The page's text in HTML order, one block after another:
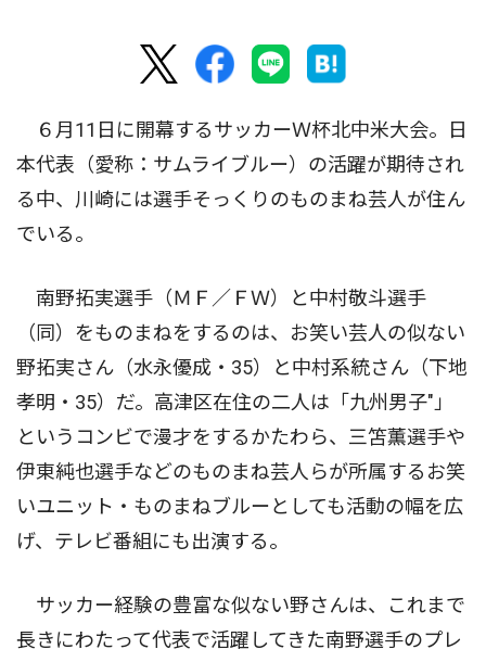
６月11日に開幕するサッカーＷ杯北中米大会。日
本代表（愛称：サムライブルー）の活躍が期待され
る中、川崎には選手そっくりのものまね芸人が住ん
でいる。
南野拓実選手（ＭＦ／ＦＷ）と中村敬斗選手
（同）をものまねをするのは、お笑い芸人の似ない
野拓実さん（水永優成・35）と中村系統さん（下地
孝明・35）だ。高津区在住の二人は「九州男子"」
というコンビで漫才をするかたわら、三笘薫選手や
伊東純也選手などのものまね芸人らが所属するお笑
いユニット・ものまねブルーとしても活動の幅を広
げ、テレビ番組にも出演する。
サッカー経験の豊富な似ない野さんは、これまで
長きにわたって代表で活躍してきた南野選手のプレ